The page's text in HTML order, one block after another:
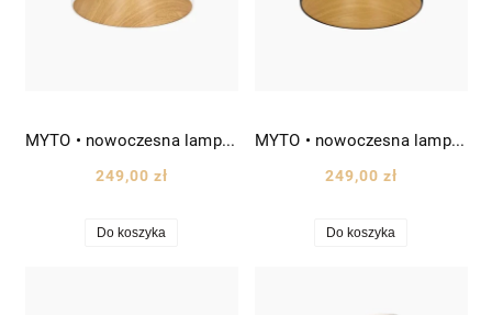
MYTO • nowoczesna lampa sufitowa/plafon LED Ø35 cm biała+drewno
249,00 zł
Do koszyka
MYTO • nowoczesna lampa sufitowa/plafon LED Ø35 cm czarny+drewno
249,00 zł
Do koszyka